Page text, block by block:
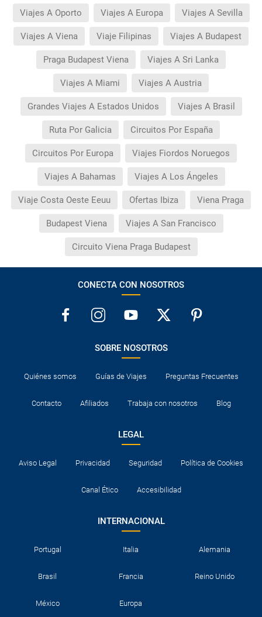
Viajes A Oporto Viajes A Europa Viajes A Sevilla
Viajes A Viena Viaje Filipinas Viajes A Budapest
Praga Budapest Viena Viajes A Sri Lanka
Viajes A Miami Viajes A Austria
Grandes Viajes A Estados Unidos Viajes A Brasil
Ruta Por Galicia Circuitos Por España
Circuitos Por Europa Viajes Fiordos Noruegos
Viajes A Bahamas Viajes A Los Ángeles
Viaje Costa Oeste Eeuu Ofertas Ibiza Viena Praga
Budapest Viena Viajes A San Francisco
Circuito Viena Praga Budapest
CONECTA CON NOSOTROS
SOBRE NOSOTROS
Quiénes somos Guías de Viajes Preguntas Frecuentes
Contacto Afiliados Trabaja con nosotros Blog
LEGAL
Aviso Legal Privacidad Seguridad Política de Cookies
Canal Ético Accesibilidad
INTERNACIONAL
Portugal Italia Alemania
Brasil Francia Reino Unido
México Europa